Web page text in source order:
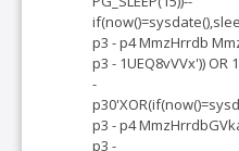
p3 - p4 MmzHrrdb
p3 - 1UEQ8vVVx')) OR
-
p3 - p4
p3 -